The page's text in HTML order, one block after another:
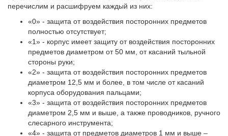
перечислим и расшифруем каждый из них:
«0» - защита от воздействия посторонних предметов
полностью отсутствует;
«1» - корпус имеет защиту от воздействия посторонних
предметов диаметром от 50 мм, от касаний тыльной
стороны руки;
«2» - защита от воздействия посторонних предметов
диаметром 12,5 мм и более, в том числе от касаний
корпуса оборудования пальцами;
«3» - защита от воздействия посторонних предметов
диаметром 2,5 мм и выше, а также проводников, ручного
слесарного инструмента;
«4» - защита от предметов диаметров 1 мм и выше –